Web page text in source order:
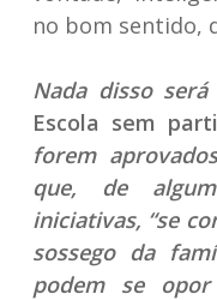
no bom sentido,
Nada disso
Escola sem
forem
que, de
iniciativas, “se
sossego da
podem se